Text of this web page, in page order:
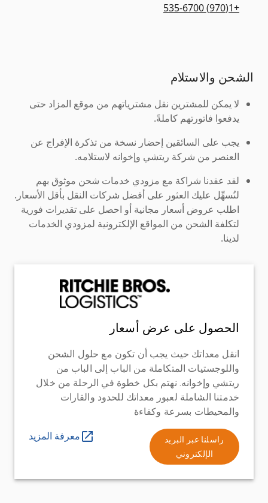
+1(970) 535-6700
الشحن والاستلام
لا يمكن للمشترين نقل مشترياتهم من موقع المزاد حتى
يدفعوا فاتورتهم كاملةً.
يجب على السائقين إحضار نسخة من تذكرة الإفراج عن
العنصر من شركة ريتشي وإخوانه لاستلامه.
لقد عقدنا شراكة مع مزودي خدمات شحن موثوق بهم
لنُسهِّل عليك العثور على أفضل شركات النقل بأقل الأسعار.
اطلب عروض أسعار مجانية أو احصل على تقديرات فورية
لتكلفة الشحن من المواقع الإلكترونية لمزودي الخدمات
لدينا.
الحصول على عرض أسعار
انقل معداتك حيث يجب أن تكون مع حلول الشحن
واللوجستيات المتكاملة من الباب إلى الباب من
ريتشي وإخوانه. نهتم بكل خطوة في الرحلة من خلال
خدمتنا الشاملة لعبور معداتك للحدود والقارات
والمحيطات بسرعة وكفاءة
راسلنا عبر البريد
الإلكتروني
معرفة المزيد